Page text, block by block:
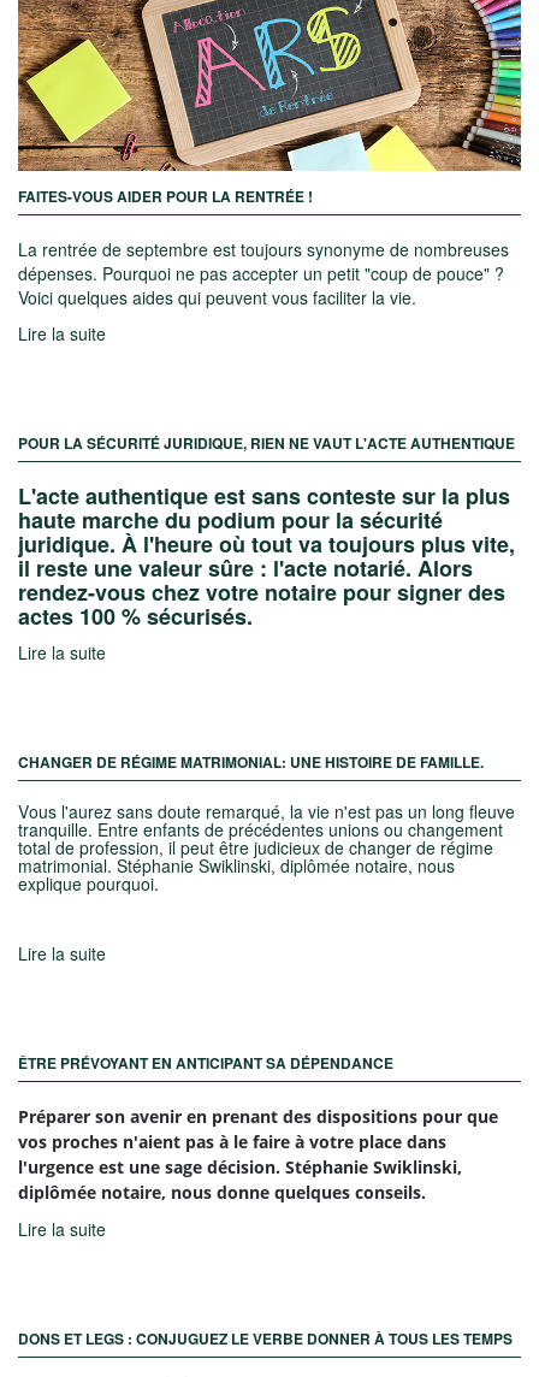
FAITES-VOUS AIDER POUR LA RENTRÉE !
La rentrée de septembre est toujours synonyme de nombreuses
dépenses. Pourquoi ne pas accepter un petit "coup de pouce" ?
Voici quelques aides qui peuvent vous faciliter la vie.
Lire la suite
POUR LA SÉCURITÉ JURIDIQUE, RIEN NE VAUT L'ACTE AUTHENTIQUE
L'acte authentique est sans conteste sur la plus
haute marche du podium pour la sécurité
juridique. À l'heure où tout va toujours plus vite,
il reste une valeur sûre : l'acte notarié. Alors
rendez-vous chez votre notaire pour signer des
actes 100 % sécurisés.
Lire la suite
CHANGER DE RÉGIME MATRIMONIAL: UNE HISTOIRE DE FAMILLE.
Vous l'aurez sans doute remarqué, la vie n'est pas un long fleuve
tranquille. Entre enfants de précédentes unions ou changement
total de profession, il peut être judicieux de changer de régime
matrimonial. Stéphanie Swiklinski, diplômée notaire, nous
explique pourquoi.
Lire la suite
ÊTRE PRÉVOYANT EN ANTICIPANT SA DÉPENDANCE
Préparer son avenir en prenant des dispositions pour que
vos proches n'aient pas à le faire à votre place dans
l'urgence est une sage décision. Stéphanie Swiklinski,
diplômée notaire, nous donne quelques conseils.
Lire la suite
DONS ET LEGS : CONJUGUEZ LE VERBE DONNER À TOUS LES TEMPS